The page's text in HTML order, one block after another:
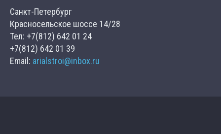
Санкт-Петербург
Красносельское шоссе 14/28
Тел: +7(812) 642 01 24
+7(812) 642 01 39
Email: arialstroi@inbox.ru